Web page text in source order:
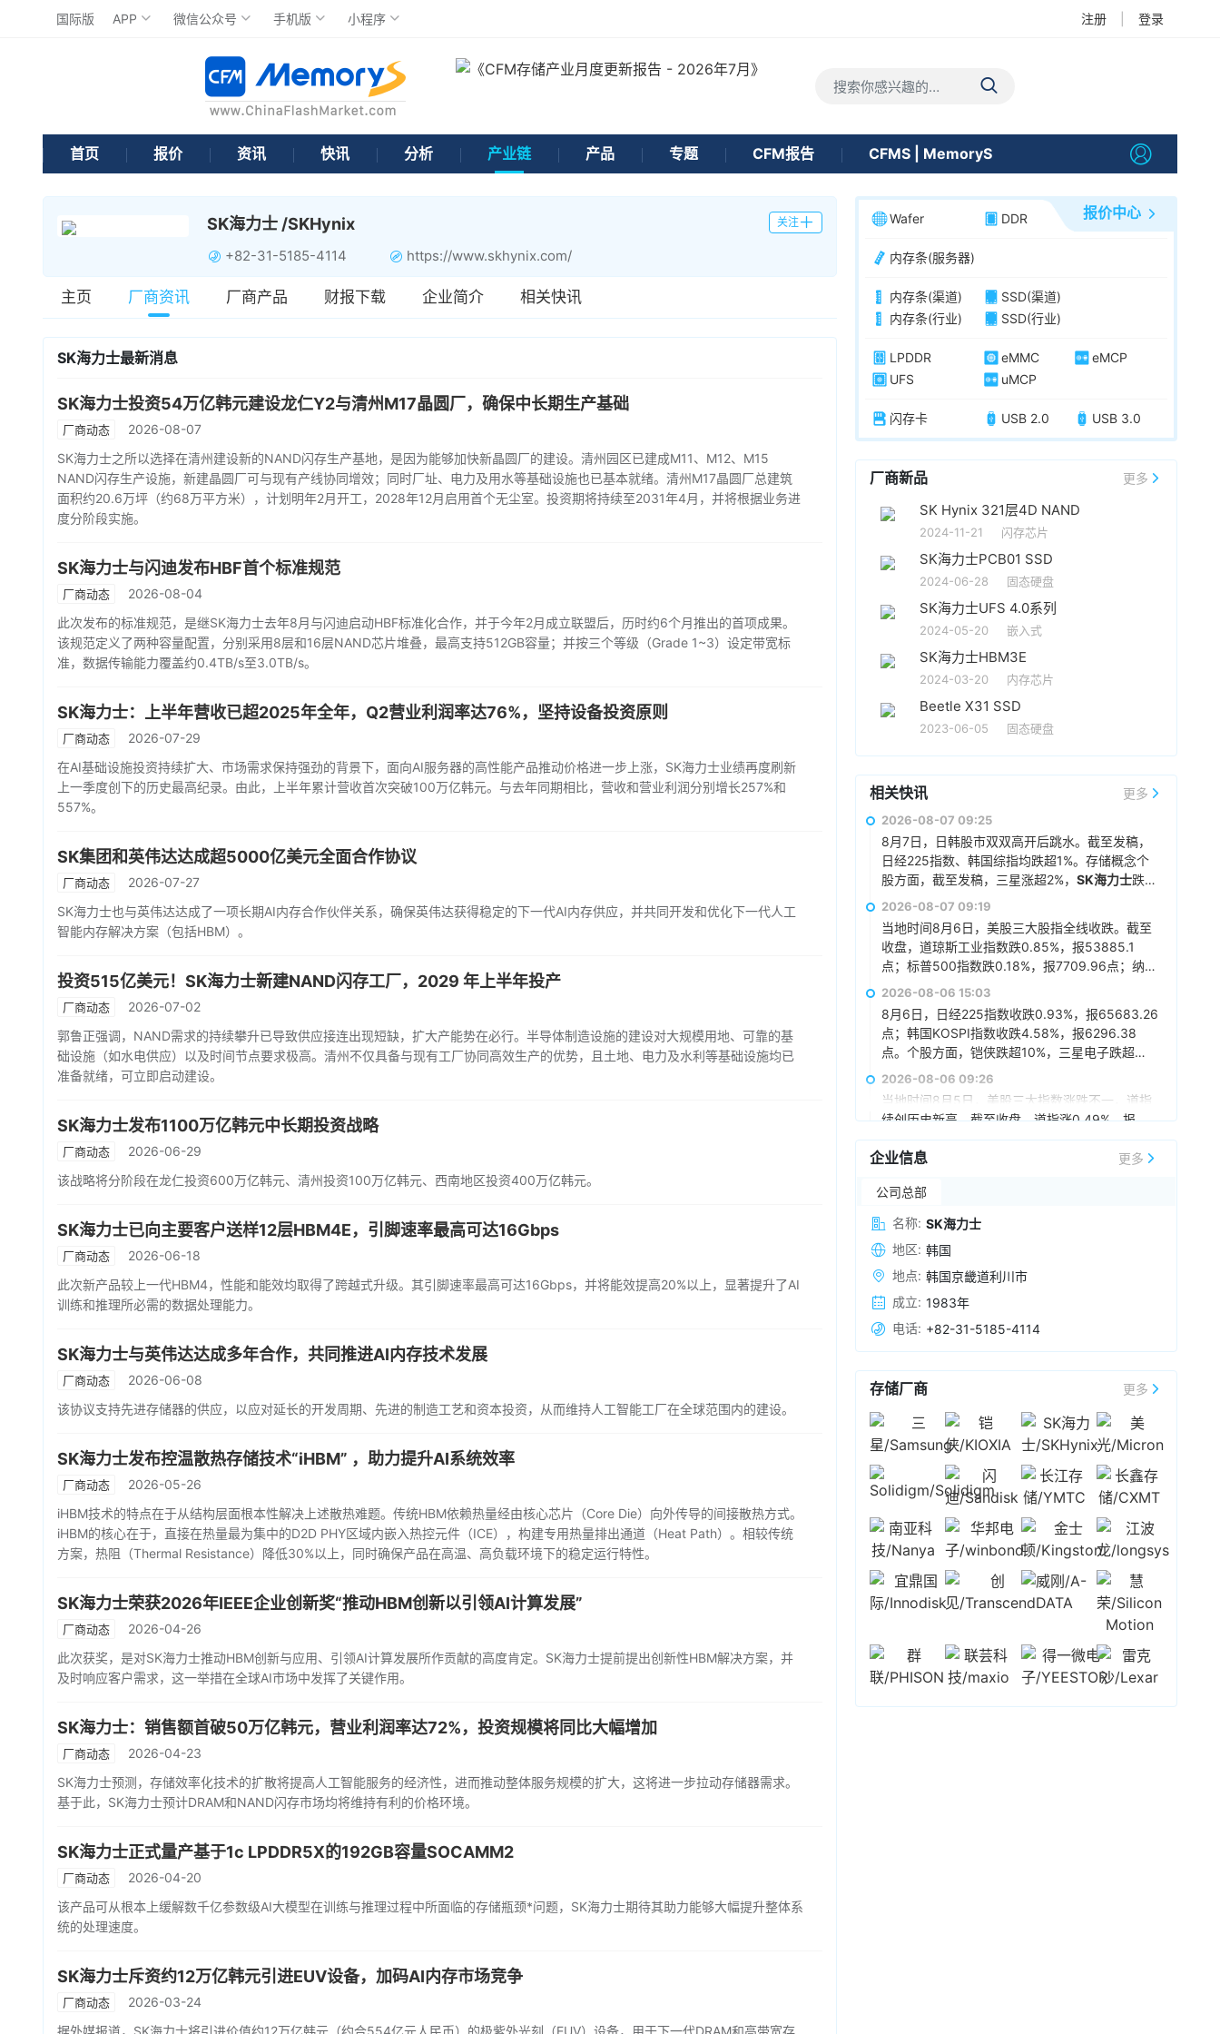
国际版 APP 微信公众号 手机版 小程序 注册 登录
首页 报价 资讯 快讯 分析 产业链 产品 专题 CFM报告 CFMS | MemoryS
SK海力士 /SKHynix 关注
+82-31-5185-4114 https://www.skhynix.com/
主页 厂商资讯 厂商产品 财报下载 企业简介 相关快讯
SK海力士最新消息
SK海力士投资54万亿韩元建设龙仁Y2与清州M17晶圆厂，确保中长期生产基础
厂商动态
2026-08-07
SK海力士之所以选择在清州建设新的NAND闪存生产基地，是因为能够加快新晶圆厂的建设。清州园区已建成M11、M12、M15
NAND闪存生产设施，新建晶圆厂可与现有产线协同增效；同时厂址、电力及用水等基础设施也已基本就绪。清州M17晶圆厂总建筑
面积约20.6万坪（约68万平方米），计划明年2月开工，2028年12月启用首个无尘室。投资期将持续至2031年4月，并将根据业务进
度分阶段实施。
SK海力士与闪迪发布HBF首个标准规范
厂商动态
2026-08-04
此次发布的标准规范，是继SK海力士去年8月与闪迪启动HBF标准化合作，并于今年2月成立联盟后，历时约6个月推出的首项成果。
该规范定义了两种容量配置，分别采用8层和16层NAND芯片堆叠，最高支持512GB容量；并按三个等级（Grade 1~3）设定带宽标
准，数据传输能力覆盖约0.4TB/s至3.0TB/s。
SK海力士：上半年营收已超2025年全年，Q2营业利润率达76%，坚持设备投资原则
厂商动态
2026-07-29
在AI基础设施投资持续扩大、市场需求保持强劲的背景下，面向AI服务器的高性能产品推动价格进一步上涨，SK海力士业绩再度刷新
上一季度创下的历史最高纪录。由此，上半年累计营收首次突破100万亿韩元。与去年同期相比，营收和营业利润分别增长257%和
557%。
SK集团和英伟达达成超5000亿美元全面合作协议
厂商动态
2026-07-27
SK海力士也与英伟达达成了一项长期AI内存合作伙伴关系，确保英伟达获得稳定的下一代AI内存供应，并共同开发和优化下一代人工
智能内存解决方案（包括HBM）。
投资515亿美元！SK海力士新建NAND闪存工厂，2029 年上半年投产
厂商动态
2026-07-02
郭鲁正强调，NAND需求的持续攀升已导致供应接连出现短缺，扩大产能势在必行。半导体制造设施的建设对大规模用地、可靠的基
础设施（如水电供应）以及时间节点要求极高。清州不仅具备与现有工厂协同高效生产的优势，且土地、电力及水利等基础设施均已
准备就绪，可立即启动建设。
SK海力士发布1100万亿韩元中长期投资战略
厂商动态
2026-06-29
该战略将分阶段在龙仁投资600万亿韩元、清州投资100万亿韩元、西南地区投资400万亿韩元。
SK海力士已向主要客户送样12层HBM4E，引脚速率最高可达16Gbps
厂商动态
2026-06-18
此次新产品较上一代HBM4，性能和能效均取得了跨越式升级。其引脚速率最高可达16Gbps，并将能效提高20%以上，显著提升了AI
训练和推理所必需的数据处理能力。
SK海力士与英伟达达成多年合作，共同推进AI内存技术发展
厂商动态
2026-06-08
该协议支持先进存储器的供应，以应对延长的开发周期、先进的制造工艺和资本投资，从而维持人工智能工厂在全球范围内的建设。
SK海力士发布控温散热存储技术“iHBM” ，助力提升AI系统效率
厂商动态
2026-05-26
iHBM技术的特点在于从结构层面根本性解决上述散热难题。传统HBM依赖热量经由核心芯片（Core Die）向外传导的间接散热方式。
iHBM的核心在于，直接在热量最为集中的D2D PHY区域内嵌入热控元件（ICE），构建专用热量排出通道（Heat Path）。相较传统
方案，热阻（Thermal Resistance）降低30%以上，同时确保产品在高温、高负载环境下的稳定运行特性。
SK海力士荣获2026年IEEE企业创新奖“推动HBM创新以引领AI计算发展”
厂商动态
2026-04-26
此次获奖，是对SK海力士推动HBM创新与应用、引领AI计算发展所作贡献的高度肯定。SK海力士提前提出创新性HBM解决方案，并
及时响应客户需求，这一举措在全球AI市场中发挥了关键作用。
SK海力士：销售额首破50万亿韩元，营业利润率达72%，投资规模将同比大幅增加
厂商动态
2026-04-23
SK海力士预测，存储效率化技术的扩散将提高人工智能服务的经济性，进而推动整体服务规模的扩大，这将进一步拉动存储器需求。
基于此，SK海力士预计DRAM和NAND闪存市场均将维持有利的价格环境。
SK海力士正式量产基于1c LPDDR5X的192GB容量SOCAMM2
厂商动态
2026-04-20
该产品可从根本上缓解数千亿参数级AI大模型在训练与推理过程中所面临的存储瓶颈*问题，SK海力士期待其助力能够大幅提升整体系
统的处理速度。
SK海力士斥资约12万亿韩元引进EUV设备，加码AI内存市场竞争
厂商动态
2026-03-24
据外媒报道，SK海力士将引进价值约12万亿韩元（约合554亿元人民币）的极紫外光刻（EUV）设备，用于下一代DRAM和高带宽存
报价中心
Wafer DDR
内存条(服务器)
内存条(渠道)
SSD(渠道)
内存条(行业)
SSD(行业)
LPDDR eMMC
eMCP
UFS
uMCP
闪存卡 USB 2.0 USB 3.0
厂商新品 更多
SK Hynix 321层4D NAND
2024-11-21 闪存芯片
SK海力士PCB01 SSD
2024-06-28 固态硬盘
SK海力士UFS 4.0系列
2024-05-20 嵌入式
SK海力士HBM3E
2024-03-20 内存芯片
Beetle X31 SSD
2023-06-05 固态硬盘
相关快讯 更多
2026-08-07 09:25
8月7日，日韩股市双双高开后跳水。截至发稿，
日经225指数、韩国综指均跌超1%。存储概念个
股方面，截至发稿，三星涨超2%， SK海力士跌超
1%，铠侠跌超6%。
2026-08-07 09:19
当地时间8月6日，美股三大股指全线收跌。截至
收盘，道琼斯工业指数跌0.85%，报53885.1
点；标普500指数跌0.18%，报7709.96点；纳斯
达克综合指数跌0.06%，报26348.35点。其中，
涨超1%，苹果涨0.45%，谷歌A跌超1%，谷歌C
跌0.97%，亚马逊跌0.14%，英伟达跌0.1%；存
储板块多数收跌，西部数据跌超13%，闪迪跌超
6%，SK海力士跌超4%，美光跌超1%，希捷涨超
1%。
2026-08-06 15:03
8月6日，日经225指数收跌0.93%，报65683.26
点；韩国KOSPI指数收跌4.58%，报6296.38
点。个股方面，铠侠跌超10%，三星电子跌超
6%，
SK海力士 跌超10%。
2026-08-06 09:26
当地时间8月5日，美股三大指数涨跌不一，道指
续创历史新高。截至收盘，道指涨0.49%，报
54349.12点；纳指跌0.83%，报26363.44点；
标普500指数跌0.17%，报7723.55点。其中，大
C均跌超4%，高通跌超3%，微软、亚马逊跌超
1%，英伟达涨超3%，苹果涨0.52%；存储板块多
数收跌，闪迪、西部数据跌超5%，
2%，希捷跌0.91%，美光涨0.06%。
2026-08-05 18:47
据韩国媒体报道，苹果近期考虑将长鑫存储纳入
能设备的制造成本压力。然而，双方在移动
DRAM（如LPDDR5X）的降价谈判中陷入僵局。
态其内存采购报价将坚持与三星电子和
相近或更高。
2026-08-05 11:15
据韩媒报道，韩国股东权益组织8月5日表示，其
报，已被移交至首尔南部地方警察厅调查。该组
织于7月22日向韩国国家调查本部举报三星电子两
名首席执行官全永铉、卢泰文以及SK海力士首席
执行官郭鲁正，指控三人涉嫌违反信任义务。该
组织认为，两家公司以经营利润为资金来源发放
相关高管在未充分审查协议的情况下接受奖金要
求，可能导致公司资产流失。
2026-08-05 09:24
经225指数涨超2%，韩国综指涨超3%。存储概念
个股方面，截至发稿，三星涨超2%，
SK海力士涨
超5%，铠侠涨超11%。
2026-08-05 09:19
当地时间8月4日，美股三大股指全线收涨。截至
收盘，道琼斯工业指数涨1.71%，报54085.88
点；标普500指数涨1.79%，报7736.52点；纳斯
达克综合指数涨2.59%，报26584.99点。其中，
大型科技股多数收涨，高通、AMD涨约7%，英伟
达涨超2%，微软、谷歌A、苹果涨超1%，谷歌C
涨0.77%，亚马逊跌超2%；存储板块表现分化，
闪迪涨超10%，
SK海力士涨超8%，美光涨超
7%，西部数据涨超4%，希捷涨超1%。
当地时间8月3日，美股三大股指全线收涨。截至
收盘，道琼斯工业指数涨幅为1.32%，报
53178.41点；标普500指数涨幅为1.48%，报
7600.5点；纳斯达克综合指数涨幅为2.13%，报
25913.90点。其中，大型科技股多数收涨，微
软、亚马逊、谷歌A、谷歌C均涨超4%，英伟达、
高通涨超2%，AMD涨超1%，苹果跌超1%；存储
板块表现分化，闪迪涨超6%，美光涨0.79%，SK
海力士跌0.7%，希捷跌超2%，西部数据跌超
3%。
2026-08-04 07:52
4日联手闪迪，共同发布下一代存储技
的首个标准规范。此次发布的标准规范，是继SK
海力士去年8月与闪迪启动HBF标准化合作，并于
企业信息 更多
公司总部
名称: SK海力士
地区: 韩国
地点: 韩国京畿道利川市
成立: 1983年
电话: +82-31-5185-4114
存储厂商 更多